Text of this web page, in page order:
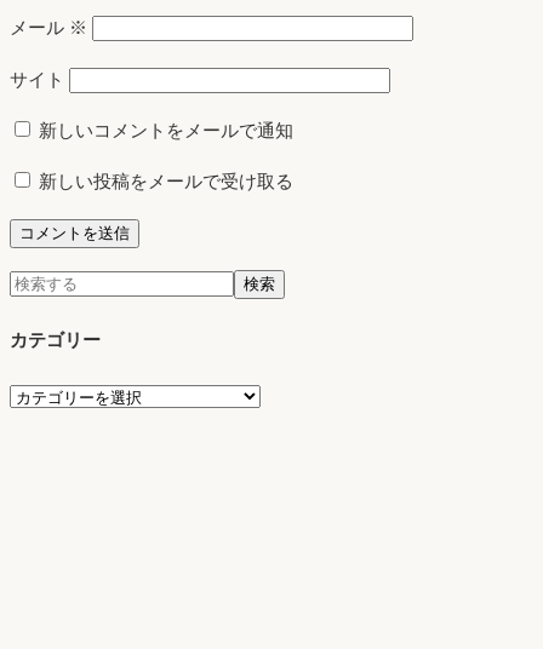
メール ※
サイト
新しいコメントをメールで通知
新しい投稿をメールで受け取る
検
検索
カテゴリー
カ